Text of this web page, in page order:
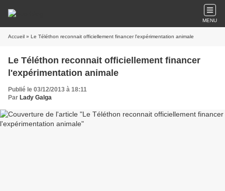
MENU
Accueil » Le Téléthon reconnait officiellement financer l'expérimentation animale
Le Téléthon reconnait officiellement financer
l'expérimentation animale
Publié le 03/12/2013 à 18:11
Par Lady Galga